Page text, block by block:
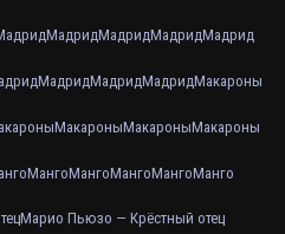
МадридМадридМадридМадрид
МадридМадридМадридМакароны
МакароныМакароныМакароны
МангоМангоМангоМангоМанго
Марио Пьюзо — Крёстный отец